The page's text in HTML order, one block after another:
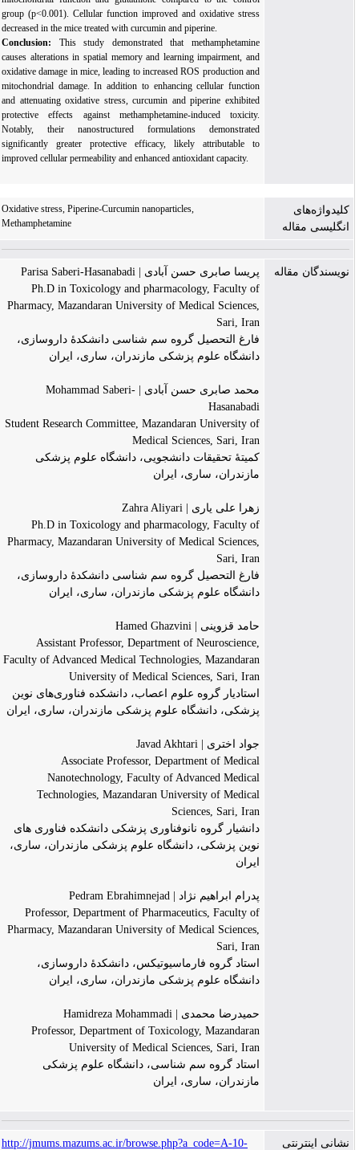
group (p<0.001). Cellular function improved and oxidative stress
decreased in the mice treated with curcumin and piperine.
Conclusion:
This study demonstrated that methamphetamine
causes alterations in spatial memory and learning impairment, and
oxidative damage in mice, leading to increased ROS production and
mitochondrial damage. In addition to enhancing cellular function
and attenuating oxidative stress, curcumin and piperine exhibited
protective effects against methamphetamine-induced toxicity.
Notably, their nanostructured formulations demonstrated
significantly greater protective efficacy, likely attributable to
improved cellular permeability and enhanced antioxidant capacity.
کلیدواژه‌های
انگلیسی مقاله
Oxidative stress, Piperine-Curcumin nanoparticles,
Methamphetamine
نویسندگان مقاله
پریسا صابری حسن آبادی | Parisa Saberi-Hasanabadi
Ph.D in Toxicology and pharmacology, Faculty of
Pharmacy, Mazandaran University of Medical Sciences,
Sari, Iran
فارغ التحصیل گروه سم شناسی دانشکدۀ داروسازی،
دانشگاه علوم پزشکی مازندران، ساری، ایران
محمد صابری حسن آبادی | Mohammad Saberi-
Hasanabadi
Student Research Committee, Mazandaran University of
Medical Sciences, Sari, Iran
کمیتۀ تحقیقات دانشجویی، دانشگاه علوم پزشکی
مازندران، ساری، ایران
زهرا علی یاری | Zahra Aliyari
Ph.D in Toxicology and pharmacology, Faculty of
Pharmacy, Mazandaran University of Medical Sciences,
Sari, Iran
فارغ التحصیل گروه سم شناسی دانشکدۀ داروسازی،
دانشگاه علوم پزشکی مازندران، ساری، ایران
حامد قزوینی | Hamed Ghazvini
Assistant Professor, Department of Neuroscience,
Faculty of Advanced Medical Technologies, Mazandaran
University of Medical Sciences, Sari, Iran
استادیار گروه علوم اعصاب، دانشکده فناوری‌های نوین
پزشکی، دانشگاه علوم پزشکی مازندران، ساری، ایران
جواد اختری | Javad Akhtari
Associate Professor, Department of Medical
Nanotechnology, Faculty of Advanced Medical
Technologies, Mazandaran University of Medical
Sciences, Sari, Iran
دانشیار گروه نانوفناوری پزشکی دانشکده فناوری های
نوین پزشکی، دانشگاه علوم پزشکی مازندران، ساری،
ایران
پدرام ابراهیم نژاد | Pedram Ebrahimnejad
Professor, Department of Pharmaceutics, Faculty of
Pharmacy, Mazandaran University of Medical Sciences,
Sari, Iran
استاد گروه فارماسیوتیکس، دانشکدۀ داروسازی،
دانشگاه علوم پزشکی مازندران، ساری، ایران
حمیدرضا محمدی | Hamidreza Mohammadi
Professor, Department of Toxicology, Mazandaran
University of Medical Sciences, Sari, Iran
استاد گروه سم شناسی، دانشگاه علوم پزشکی
مازندران، ساری، ایران
نشانی اینترنتی
http://jmums.mazums.ac.ir/browse.php?a_code=A-10-